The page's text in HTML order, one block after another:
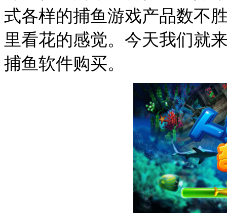
式各样的捕鱼游戏产品数不
里看花的感觉。今天我们就
捕鱼软件购买。